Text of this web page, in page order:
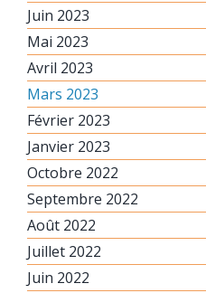
Juin 2023
Mai 2023
Avril 2023
Mars 2023
Février 2023
Janvier 2023
Octobre 2022
Septembre 2022
Août 2022
Juillet 2022
Juin 2022